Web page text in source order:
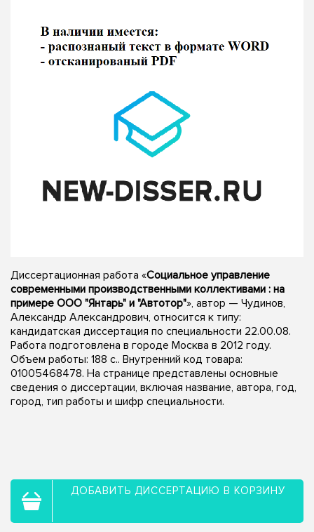
Диссертационная работа «Социальное управление
современными производственными коллективами : на
примере ООО "Янтарь" и "Автотор"», автор — Чудинов,
Александр Александрович, относится к типу:
кандидатская диссертация по специальности 22.00.08.
Работа подготовлена в городе Москва в 2012 году.
Объем работы: 188 с.. Внутренний код товара:
01005468478. На странице представлены основные
сведения о диссертации, включая название, автора, год,
город, тип работы и шифр специальности.
ДОБАВИТЬ ДИССЕРТАЦИЮ В КОРЗИНУ